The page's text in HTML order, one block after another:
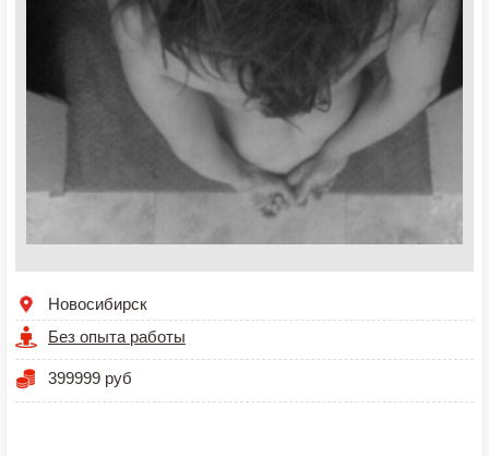
Новосибирск
Без опыта работы
399999 руб